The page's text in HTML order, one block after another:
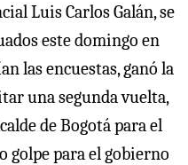
Luis Carlos Galán, se
este domingo en
las encuestas, ganó la
una segunda vuelta,
de Bogotá para el
golpe para el gobierno